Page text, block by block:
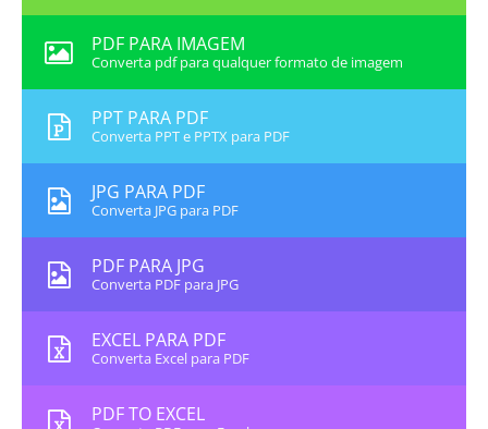
PDF PARA IMAGEM
Converta pdf para qualquer formato de imagem
PPT PARA PDF
Converta PPT e PPTX para PDF
JPG PARA PDF
Converta JPG para PDF
PDF PARA JPG
Converta PDF para JPG
EXCEL PARA PDF
Converta Excel para PDF
PDF TO EXCEL